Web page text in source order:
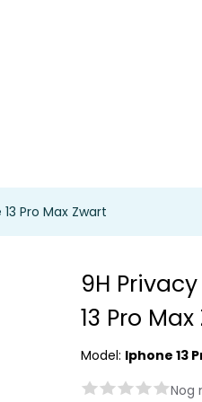
Pro Max Zwart
9H
13 Pro
Model: Iphone 13
Nog